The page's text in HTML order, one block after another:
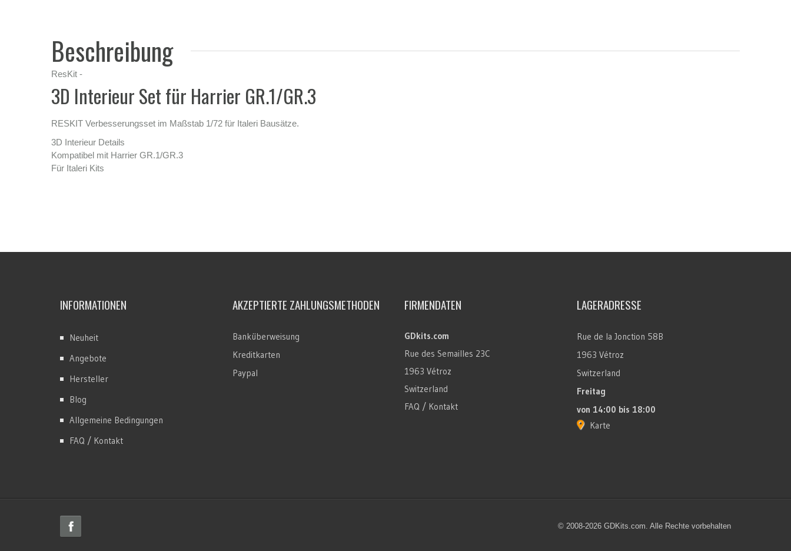
Beschreibung
ResKit -
3D Interieur Set für Harrier GR.1/GR.3
RESKIT Verbesserungsset im Maßstab 1/72 für Italeri Bausätze.
3D Interieur Details
Kompatibel mit Harrier GR.1/GR.3
Für Italeri Kits
INFORMATIONEN
Neuheit
Angebote
Hersteller
Blog
Allgemeine Bedingungen
FAQ / Kontakt
AKZEPTIERTE ZAHLUNGSMETHODEN
Banküberweisung
Kreditkarten
Paypal
FIRMENDATEN
GDkits.com
Rue des Semailles 23C
1963 Vétroz
Switzerland
FAQ / Kontakt
LAGERADRESSE
Rue de la Jonction 58B
1963 Vétroz
Switzerland
Freitag
von 14:00 bis 18:00
Karte
© 2008-2026 GDKits.com. Alle Rechte vorbehalten